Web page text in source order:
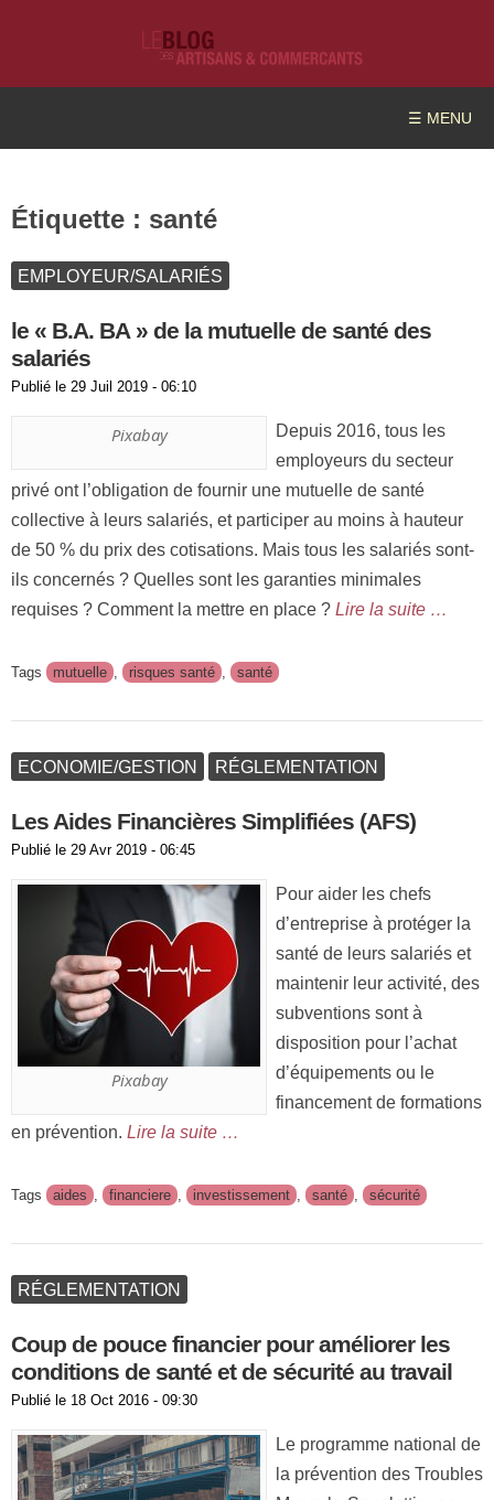
☰ MENU
Étiquette : santé
EMPLOYEUR/SALARIÉS
le « B.A. BA » de la mutuelle de santé des
salariés
Publié le 29 Juil 2019 - 06:10
Pixabay
Depuis 2016, tous les
employeurs du secteur
privé ont l’obligation de fournir une mutuelle de santé
collective à leurs salariés, et participer au moins à hauteur
de 50 % du prix des cotisations. Mais tous les salariés sont-
ils concernés ? Quelles sont les garanties minimales
requises ? Comment la mettre en place ? Lire la suite …
Tags mutuelle , risques santé , santé
ECONOMIE/GESTION RÉGLEMENTATION
Les Aides Financières Simplifiées (AFS)
Publié le 29 Avr 2019 - 06:45
Pixabay
Pour aider les chefs
d’entreprise à protéger la
santé de leurs salariés et
maintenir leur activité, des
subventions sont à
disposition pour l’achat
d’équipements ou le
financement de formations
en prévention. Lire la suite …
Tags aides , financiere , investissement , santé , sécurité
RÉGLEMENTATION
Coup de pouce financier pour améliorer les
conditions de santé et de sécurité au travail
Publié le 18 Oct 2016 - 09:30
Le programme national de
la prévention des Troubles